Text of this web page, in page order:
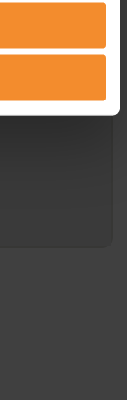
en